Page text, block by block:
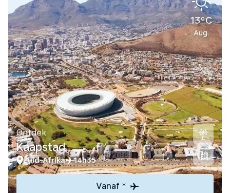
13°C
Aug.
Ontdek
Kaapstad
Zuid-Afrika 14h35
Vanaf *